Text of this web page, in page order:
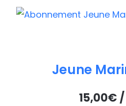
Jeune
15,00€